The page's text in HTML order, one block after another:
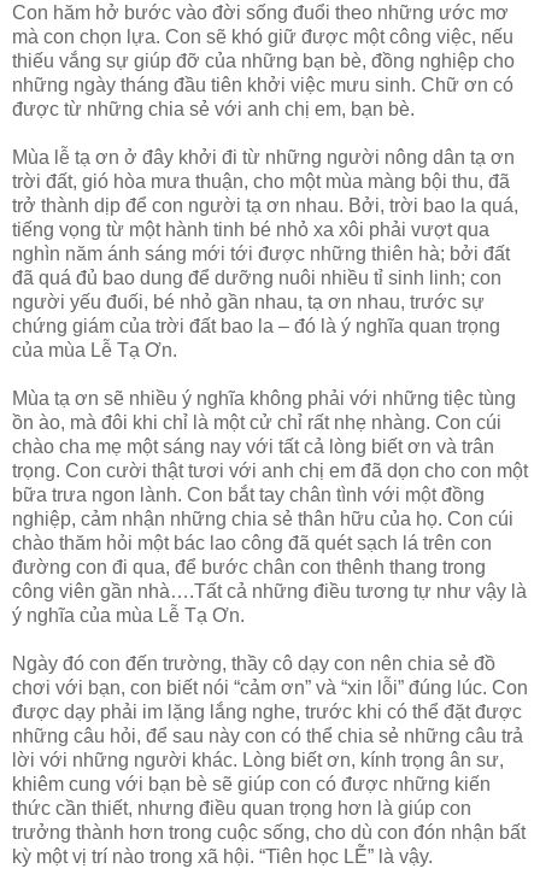
Con hăm hở bước vào đời sống đuổi theo những ước mơ
mà con chọn lựa. Con sẽ khó giữ được một công việc, nếu
thiếu vắng sự giúp đỡ của những bạn bè, đồng nghiệp cho
những ngày tháng đầu tiên khởi việc mưu sinh. Chữ ơn có
được từ những chia sẻ với anh chị em, bạn bè.
Mùa lễ tạ ơn ở đây khởi đi từ những người nông dân tạ ơn
trời đất, gió hòa mưa thuận, cho một mùa màng bội thu, đã
trở thành dịp để con người tạ ơn nhau. Bởi, trời bao la quá,
tiếng vọng từ một hành tinh bé nhỏ xa xôi phải vượt qua
nghìn năm ánh sáng mới tới được những thiên hà; bởi đất
đã quá đủ bao dung để dưỡng nuôi nhiều tỉ sinh linh; con
người yếu đuối, bé nhỏ gần nhau, tạ ơn nhau, trước sự
chứng giám của trời đất bao la – đó là ý nghĩa quan trọng
của mùa Lễ Tạ Ơn.
Mùa tạ ơn sẽ nhiều ý nghĩa không phải với những tiệc tùng
ồn ào, mà đôi khi chỉ là một cử chỉ rất nhẹ nhàng. Con cúi
chào cha mẹ một sáng nay với tất cả lòng biết ơn và trân
trọng. Con cười thật tươi với anh chị em đã dọn cho con một
bữa trưa ngon lành. Con bắt tay chân tình với một đồng
nghiệp, cảm nhận những chia sẻ thân hữu của họ. Con cúi
chào thăm hỏi một bác lao công đã quét sạch lá trên con
đường con đi qua, để bước chân con thênh thang trong
công viên gần nhà….Tất cả những điều tương tự như vậy là
ý nghĩa của mùa Lễ Tạ Ơn.
Ngày đó con đến trường, thầy cô dạy con nên chia sẻ đồ
chơi với bạn, con biết nói “cảm ơn” và “xin lỗi” đúng lúc. Con
được dạy phải im lặng lắng nghe, trước khi có thể đặt được
những câu hỏi, để sau này con có thể chia sẻ những câu trả
lời với những người khác. Lòng biết ơn, kính trọng ân sư,
khiêm cung với bạn bè sẽ giúp con có được những kiến
thức cần thiết, nhưng điều quan trọng hơn là giúp con
trưởng thành hơn trong cuộc sống, cho dù con đón nhận bất
kỳ một vị trí nào trong xã hội. “Tiên học LỄ” là vậy.